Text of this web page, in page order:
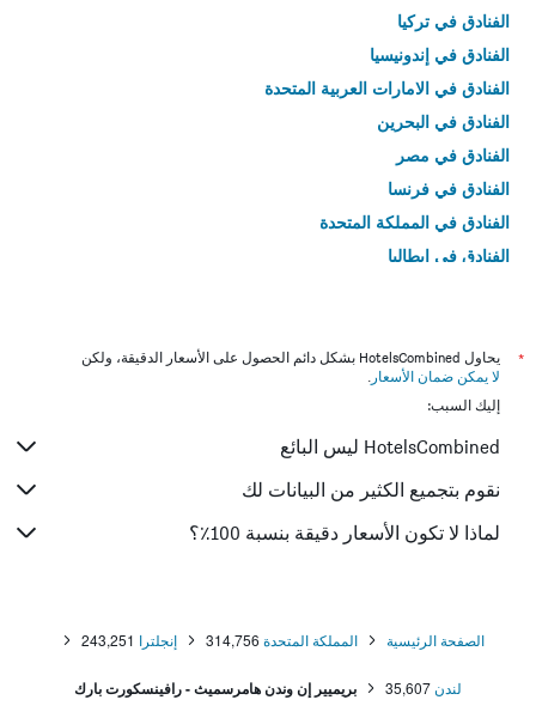
الفنادق في تركيا
الفنادق في إندونيسيا
الفنادق في الامارات العربية المتحدة
الفنادق في البحرين
الفنادق في مصر
الفنادق في فرنسا
الفنادق في المملكة المتحدة
الفنادق في إيطاليا
*
يحاول HotelsCombined بشكل دائم الحصول على الأسعار الدقيقة، ولكن
لا يمكن ضمان الأسعار .
إليك السبب:
HotelsCombined ليس البائع
نقوم بتجميع الكثير من البيانات لك
لماذا لا تكون الأسعار دقيقة بنسبة 100٪؟
الصفحة الرئيسية المملكة المتحدة 314,756 إنجلترا 243,251
لندن35,607 بريميير إن وندن هامرسميث - رافينسكورت بارك